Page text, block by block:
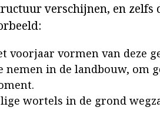
verschijnen, en zelfs
voorjaar vormen van deze
in de landbouw, om
wortels in de grond